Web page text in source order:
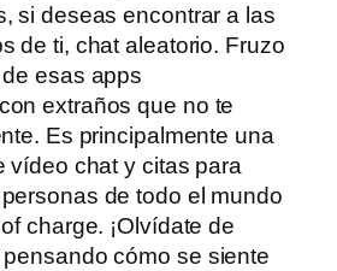
si deseas encontrar a las
de ti, chat aleatorio. Fruzo
esas apps
extraños que no te
Es principalmente una
vídeo chat y citas para
de todo el mundo
charge. ¡Olvídate de
cómo se siente